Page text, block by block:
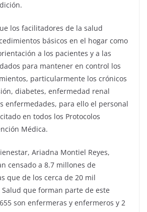
los facilitadores de la salud
básicos en el hogar como
a los pacientes y a las
para mantener en control los
particularmente los crónicos
diabetes, enfermedad renal
enfermedades, para ello el personal
en todos los Protocolos
Médica.
Ariadna Montiel Reyes,
censado a 8.7 millones de
que de los cerca de 20 mil
que forman parte de este
son enfermeras y enfermeros y 2